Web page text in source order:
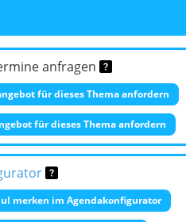
anfragen
für dieses Thema anfordern
für dieses Thema anfordern
merken im Agendakonfigurator